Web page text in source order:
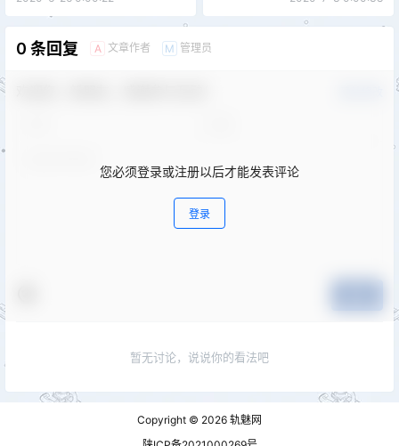
0 条回复 A 文章作者 M 管理员
您必须登录或注册以后才能发表评论
登录
暂无讨论，说说你的看法吧
Copyright © 2026 轨魅网